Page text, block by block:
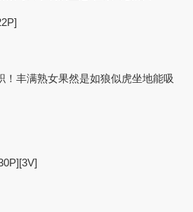
！丰满熟女果然是如狼似虎坐地能吸